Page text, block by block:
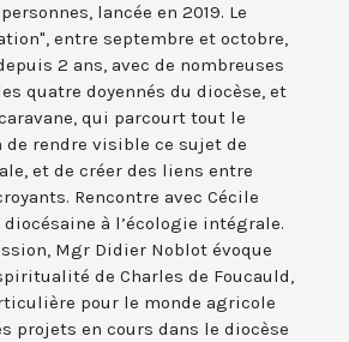
lancée en 2019. Le
entre septembre et octobre,
2 ans, avec de nombreuses
quatre doyennés du diocèse, et
qui parcourt tout le
de rendre visible ce sujet de
et de créer des liens entre
Rencontre avec Cécile
diocésaine à l’écologie intégrale.
Mgr Didier Noblot évoque
de Charles de Foucauld,
pour le monde agricole
projets en cours dans le diocèse